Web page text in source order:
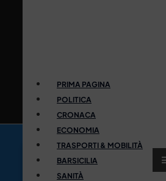
PRIMA PAGINA
POLITICA
CRONACA
ECONOMIA
TRASPORTI & MOBILITÀ
BARSICILIA
SANITÀ